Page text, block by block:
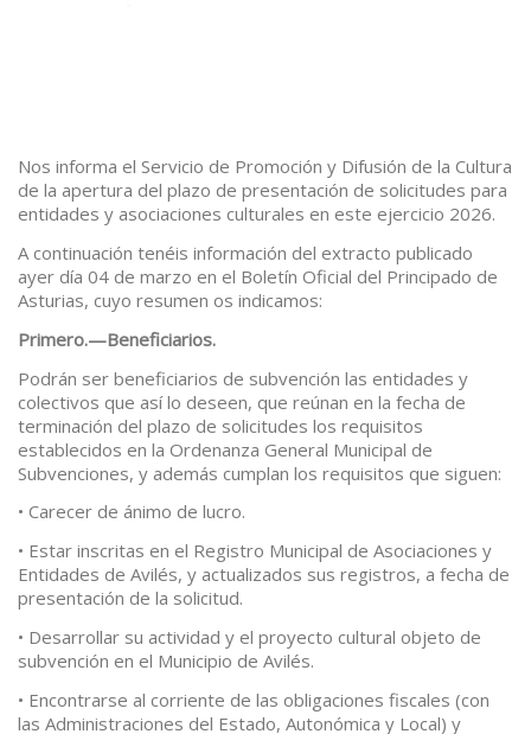
Nos informa el Servicio de Promoción y Difusión de la Cultura
de la apertura del plazo de presentación de solicitudes para
entidades y asociaciones culturales en este ejercicio 2026.
A continuación tenéis información del extracto publicado
ayer día 04 de marzo en el Boletín Oficial del Principado de
Asturias, cuyo resumen os indicamos:
Primero.—Beneficiarios.
Podrán ser beneficiarios de subvención las entidades y
colectivos que así lo deseen, que reúnan en la fecha de
terminación del plazo de solicitudes los requisitos
establecidos en la Ordenanza General Municipal de
Subvenciones, y además cumplan los requisitos que siguen:
• Carecer de ánimo de lucro.
• Estar inscritas en el Registro Municipal de Asociaciones y
Entidades de Avilés, y actualizados sus registros, a fecha de
presentación de la solicitud.
• Desarrollar su actividad y el proyecto cultural objeto de
subvención en el Municipio de Avilés.
• Encontrarse al corriente de las obligaciones fiscales (con
las Administraciones del Estado, Autonómica y Local) y